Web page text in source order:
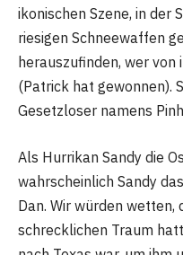
ikonischen Szene, in der
riesigen Schneewaffen
herauszufinden, wer
(Patrick hat gewonnen).
Gesetzloser namens
Als Hurrikan Sandy die
wahrscheinlich Sandy
Dan. Wir würden wetten,
schrecklichen Traum